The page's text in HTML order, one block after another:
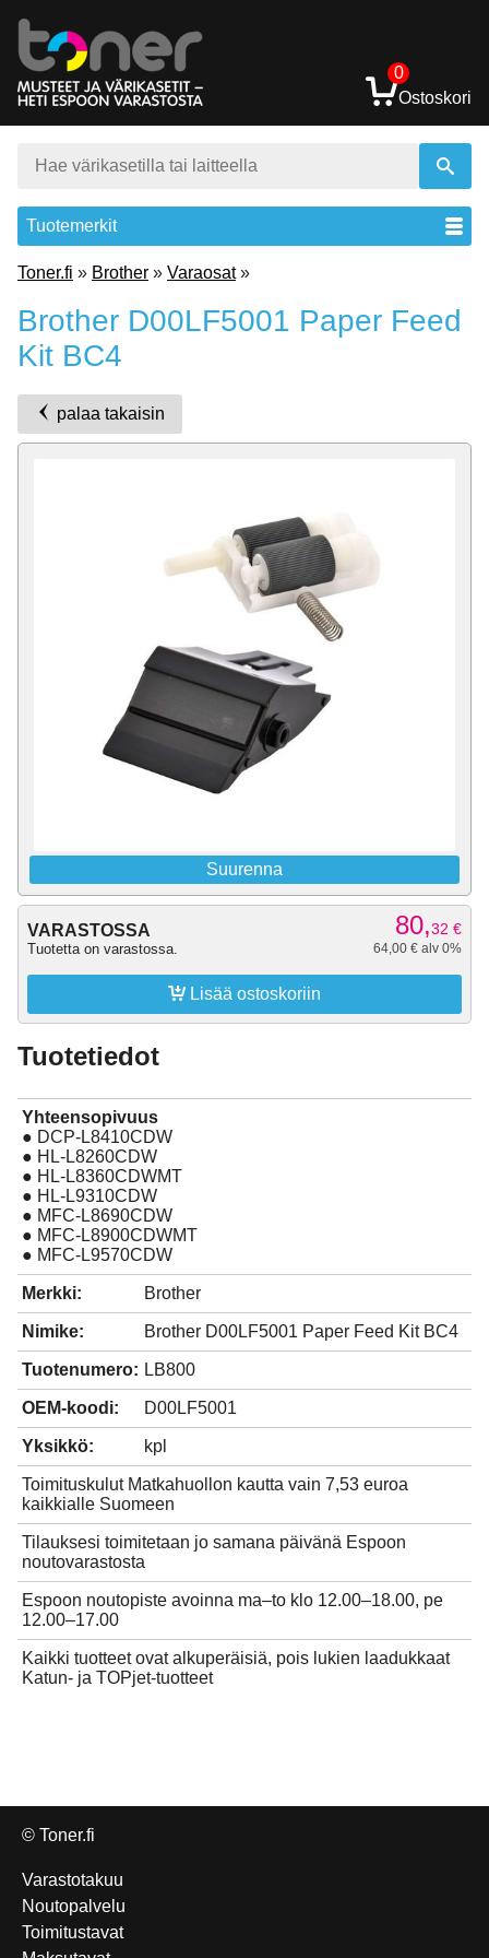
0
Ostoskori
Tuotemerkit
Toner.fi » Brother » Varaosat»
Brother D00LF5001 Paper Feed
Kit BC4
palaa takaisin
Suurenna
VARASTOSSA
Tuotetta on varastossa.
80,32 €
64,00 € alv 0%
 Lisää ostoskoriin
Tuotetiedot
Yhteensopivuus
● DCP-L8410CDW
● HL-L8260CDW
● HL-L8360CDWMT
● HL-L9310CDW
● MFC-L8690CDW
● MFC-L8900CDWMT
● MFC-L9570CDW
Merkki: Brother
Nimike: Brother D00LF5001 Paper Feed Kit BC4
Tuotenumero: LB800
OEM-koodi: D00LF5001
Yksikkö: kpl
Toimituskulut Matkahuollon kautta vain 7,53 euroa
kaikkialle Suomeen
Tilauksesi toimitetaan jo samana päivänä Espoon
noutovarastosta
Espoon noutopiste avoinna ma–to klo 12.00–18.00, pe
12.00–17.00
Kaikki tuotteet ovat alkuperäisiä, pois lukien laadukkaat
Katun- ja TOPjet-tuotteet
© Toner.fi
Varastotakuu
Noutopalvelu
Toimitustavat